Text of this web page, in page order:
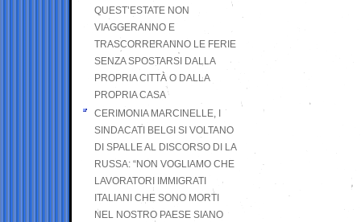
QUEST’ESTATE NON
VIAGGERANNO E
TRASCORRERANNO LE FERIE
SENZA SPOSTARSI DALLA
PROPRIA CITTÀ O DALLA
PROPRIA CASA
CERIMONIA MARCINELLE, I
SINDACATI BELGI SI VOLTANO
DI SPALLE AL DISCORSO DI LA
RUSSA: “NON VOGLIAMO CHE
LAVORATORI IMMIGRATI
ITALIANI CHE SONO MORTI
NEL NOSTRO PAESE SIANO